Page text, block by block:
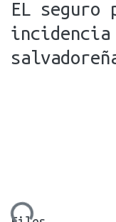
EL seguro
incidencia